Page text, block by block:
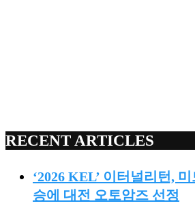
RECENT ARTICLES
‘2026 KEL’ 이터널리턴,
승에 대전 오토암즈 선정